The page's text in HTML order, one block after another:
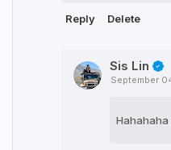
Reply Delete
Sis Lin
September
Hahahaha